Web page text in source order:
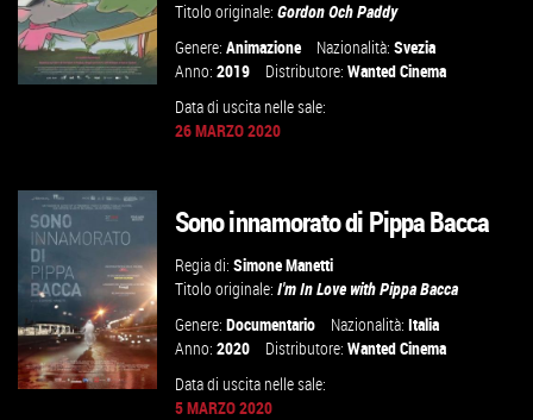
VAI ALLA SCHEDA
Titolo originale:Gordon Och Paddy
Genere:Animazione Nazionalità:Svezia
Anno:2019 Distributore:Wanted Cinema
Data di uscita nelle sale:
26 MARZO 2020
Sono innamorato di Pippa Bacca
Regia di:Simone Manetti
Titolo originale:I'm In Love with Pippa Bacca
Genere:Documentario Nazionalità:Italia
Anno:2020 Distributore:Wanted Cinema
Data di uscita nelle sale:
5 MARZO 2020